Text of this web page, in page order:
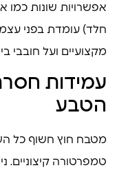
אפשרויות שונות כמו
חלד) עומדת בפני
מקצועיים ועל חובבי
עמידות
הטבע
מטבח חוץ חשוף כל
טמפרטורה קיצוניים.